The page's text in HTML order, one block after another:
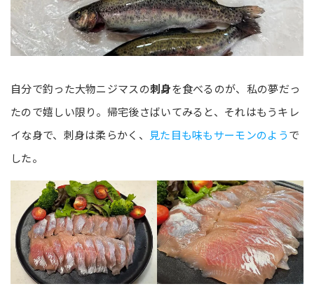
自分で釣った大物ニジマスの刺身を食べるのが、私の夢だっ
たので嬉しい限り。帰宅後さばいてみると、それはもうキレ
イな身で、刺身は柔らかく、
見た目も味もサーモンのようで
した。